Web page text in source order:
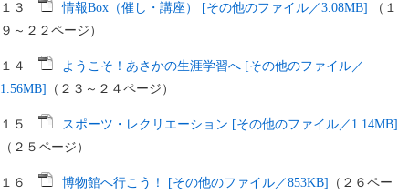
１３ 情報Box（催し・講座） [その他のファイル／3.08MB]
（１
９～２２ページ）
１４
ようこそ！あさかの生涯学習へ [その他のファイル／
1.56MB]
（２３～２４ページ）
１５
スポーツ・レクリエーション [その他のファイル／1.14MB]
（２５ページ）
１６ 博物館へ行こう！ [その他のファイル／853KB]
（２６ペー